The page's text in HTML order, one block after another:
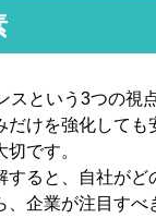
スという3つの視
だけを強化して
です。
すると、自社が
企業が注目すべ